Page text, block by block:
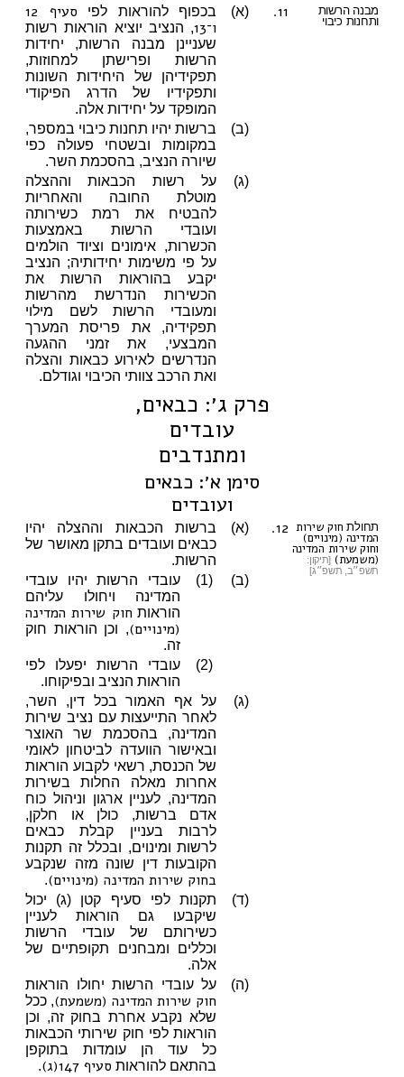
11.
מבנה הרשות
ותחנות כיבוי
(א) בכפוף להוראות לפי סעיף 12
ו־13
, הנציב יוציא הוראות רשות
שעניינן מבנה הרשות, יחידות
הרשות ופרישתן למחוזות,
תפקידיהן של היחידות השונות
ותפקידיו של הדרג הפיקודי
המופקד על יחידות אלה.
(ב)
ברשות יהיו תחנות כיבוי במספר,
במקומות ובשטחי פעולה כפי
שיורה הנציב, בהסכמת השר.
(ג)
על רשות הכבאות וההצלה
מוטלת החובה והאחריות
להבטיח את רמת כשירותה
ועובדי הרשות באמצעות
הכשרות, אימונים וציוד הולמים
על פי משימות יחידותיה; הנציב
יקבע בהוראות הרשות את
הכשירות הנדרשת מהרשות
ומעובדי הרשות לשם מילוי
תפקידיה, את פריסת המערך
המבצעי, את זמני ההגעה
הנדרשים לאירוע כבאות והצלה
ואת הרכב צוותי הכיבוי וגודלם.
פרק ג׳: כבאים,
עובדים
ומתנדבים
סימן א׳: כבאים
ועובדים
12. תחולת חוק שירות
המדינה (מינויים)
וחוק שירות המדינה
(משמעת) [תיקון:
תשפ״ב, תשפ״ג]
(א)
ברשות הכבאות וההצלה יהיו
כבאים ועובדים בתקן מאושר של
הרשות.
(ב)
(1)
עובדי הרשות יהיו עובדי
המדינה ויחולו עליהם
הוראות חוק שירות המדינה
(מינויים), וכן הוראות חוק
זה.
(2)
עובדי הרשות יפעלו לפי
הוראות הנציב ובפיקוחו.
(ג)
על אף האמור בכל דין, השר,
לאחר התייעצות עם נציב שירות
המדינה, בהסכמת שר האוצר
ובאישור הוועדה לביטחון לאומי
של הכנסת, רשאי לקבוע הוראות
אחרות מאלה החלות בשירות
המדינה, לעניין ארגון וניהול כוח
אדם ברשות, כולן או חלקן,
לרבות בעניין קבלת כבאים
לרשות ומינוים, ובכלל זה תקנות
הקובעות דין שונה מזה שנקבע
בחוק שירות המדינה (מינויים).
(ד)
תקנות לפי סעיף קטן (ג) יכול
שיקבעו גם הוראות לעניין
כשירותם של עובדי הרשות
וכללים ומבחנים תקופתיים של
אלה.
(ה)
על עובדי הרשות יחולו הוראות
חוק שירות המדינה (משמעת), ככל
שלא נקבע אחרת בחוק זה, וכן
הוראות לפי חוק שירותי הכבאות
כל עוד הן עומדות בתוקפן
בהתאם להוראות סעיף 147(ג) .